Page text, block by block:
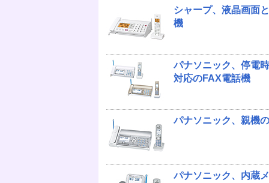
シャープ、液晶画面
機
パナソニック、停電
対応のFAX電話機
パナソニック、親機
パナソニック、内蔵